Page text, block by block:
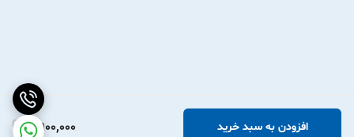
2,900,000 افزودن به سبد خرید